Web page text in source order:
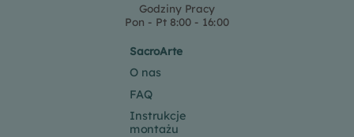
Godziny Pracy
Pon - Pt 8:00 - 16:00
SacroArte
O nas
FAQ
Instrukcje
montażu